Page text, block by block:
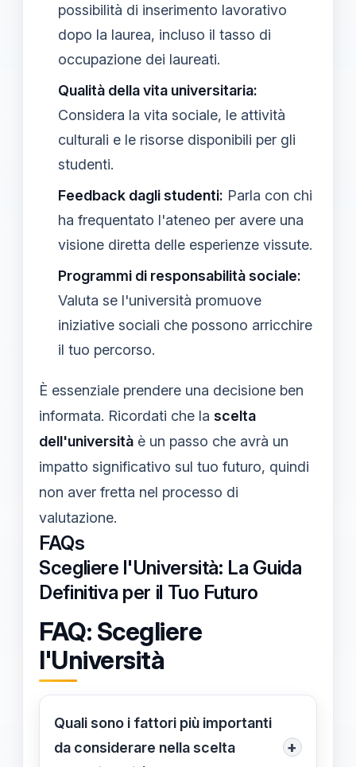
possibilità di inserimento lavorativo
dopo la laurea, incluso il tasso di
occupazione dei laureati.
Qualità della vita universitaria:
Considera la vita sociale, le attività
culturali e le risorse disponibili per gli
studenti.
Feedback dagli studenti: Parla con chi
ha frequentato l'ateneo per avere una
visione diretta delle esperienze vissute.
Programmi di responsabilità sociale:
Valuta se l'università promuove
iniziative sociali che possono arricchire
il tuo percorso.
È essenziale prendere una decisione ben
informata. Ricordati che la scelta
dell'università è un passo che avrà un
impatto significativo sul tuo futuro, quindi
non aver fretta nel processo di
valutazione.
FAQs
Scegliere l'Università: La Guida
Definitiva per il Tuo Futuro
FAQ: Scegliere
l'Università
Quali sono i fattori più importanti
da considerare nella scelta
+